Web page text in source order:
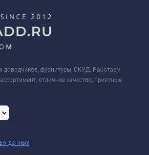
доводчиков, фурнитуры, СКУД. Работаем
отличное качество, приятные
данных